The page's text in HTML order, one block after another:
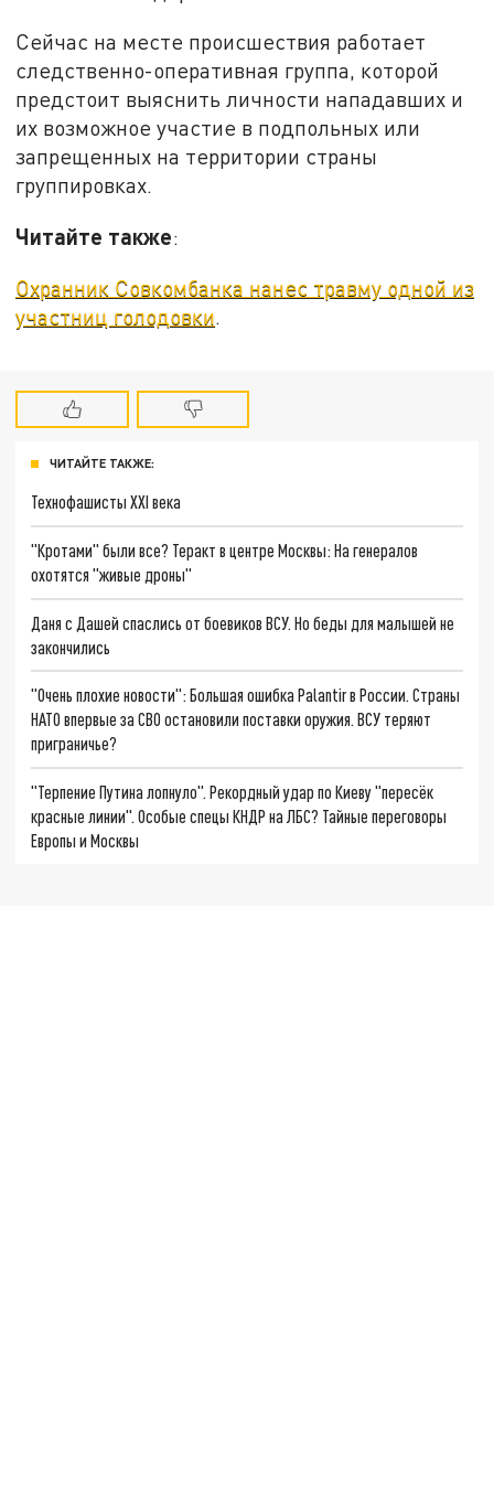
Сейчас на месте происшествия работает
следственно-оперативная группа, которой
предстоит выяснить личности нападавших и
их возможное участие в подпольных или
запрещенных на территории страны
группировках.
Читайте также:
Охранник Совкомбанка нанес травму одной из
участниц голодовки
ЧИТАЙТЕ ТАКЖЕ:
Технофашисты XXI века
"Кротами" были все? Теракт в центре Москвы: На генералов
охотятся "живые дроны"
Даня с Дашей спаслись от боевиков ВСУ. Но беды для малышей не
закончились
"Очень плохие новости": Большая ошибка Palantir в России. Страны
НАТО впервые за СВО остановили поставки оружия. ВСУ теряют
приграничье?
"Терпение Путина лопнуло". Рекордный удар по Киеву "пересёк
красные линии". Особые спецы КНДР на ЛБС? Тайные переговоры
Европы и Москвы